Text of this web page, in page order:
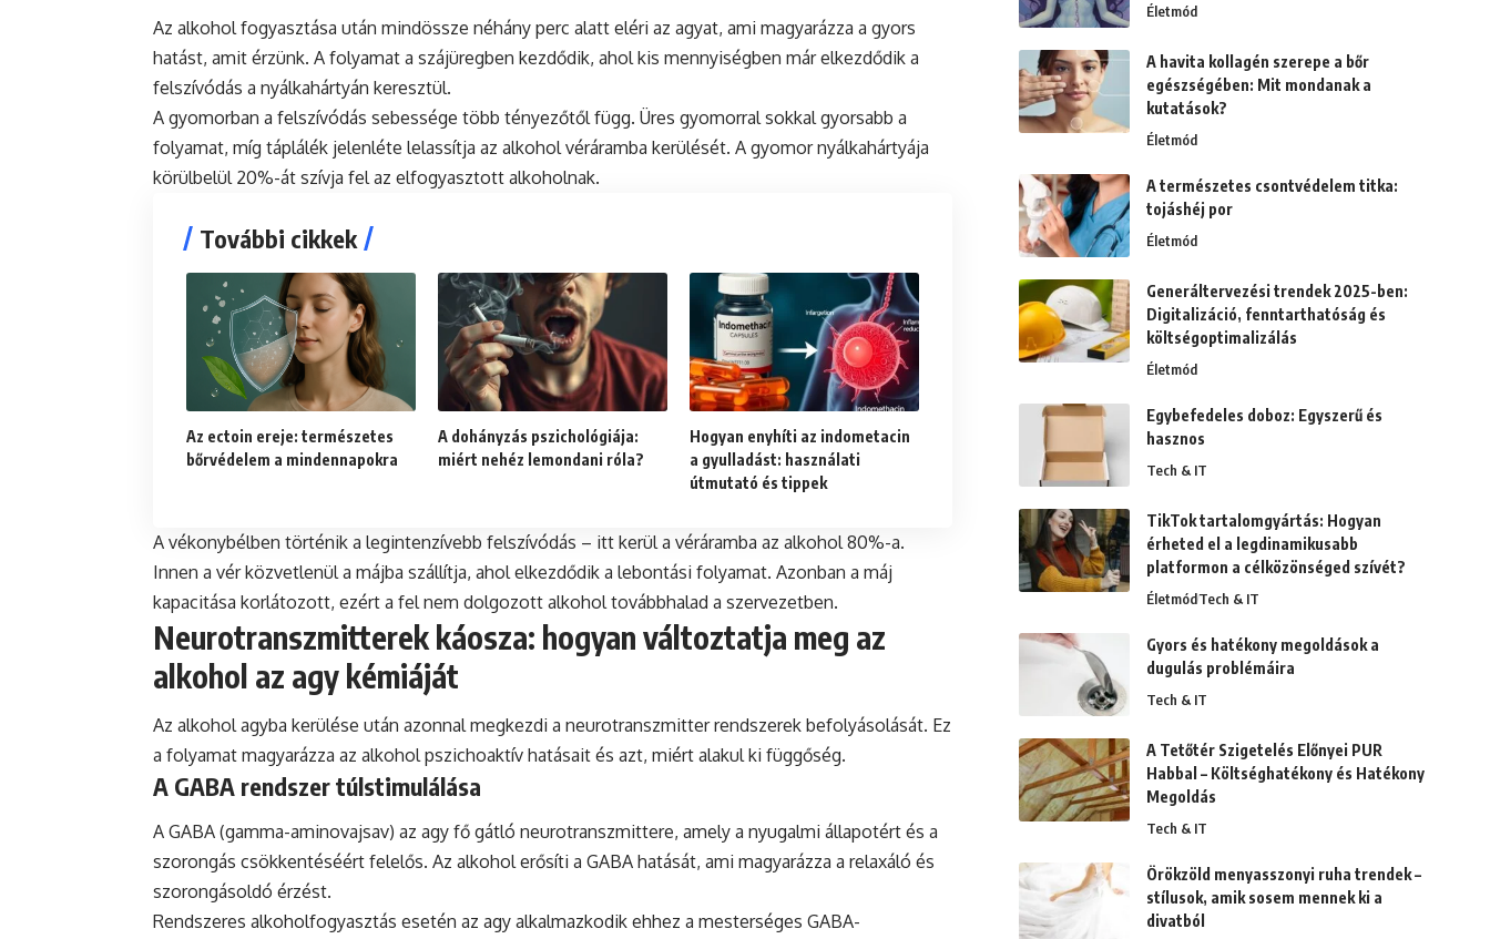
Az alkohol fogyasztása után mindössze néhány perc alatt eléri az agyat, ami magyarázza a gyors
hatást, amit érzünk. A folyamat a szájüregben kezdődik, ahol kis mennyiségben már elkezdődik a
felszívódás a nyálkahártyán keresztül.
A gyomorban a felszívódás sebessége több tényezőtől függ. Üres gyomorral sokkal gyorsabb a
folyamat, míg táplálék jelenléte lelassítja az alkohol véráramba kerülését. A gyomor nyálkahártyája
körülbelül 20%-át szívja fel az elfogyasztott alkoholnak.
További cikkek
Az ectoin ereje: természetes
bőrvédelem a mindennapokra
A dohányzás pszichológiája:
miért nehéz lemondani róla?
Hogyan enyhíti az indometacin
a gyulladást: használati
útmutató és tippek
A vékonybélben történik a legintenzívebb felszívódás – itt kerül a véráramba az alkohol 80%-a.
Innen a vér közvetlenül a májba szállítja, ahol elkezdődik a lebontási folyamat. Azonban a máj
kapacitása korlátozott, ezért a fel nem dolgozott alkohol továbbhalad a szervezetben.
Neurotranszmitterek káosza: hogyan változtatja meg az
alkohol az agy kémiáját
Az alkohol agyba kerülése után azonnal megkezdi a neurotranszmitter rendszerek befolyásolását. Ez
a folyamat magyarázza az alkohol pszichoaktív hatásait és azt, miért alakul ki függőség.
A GABA rendszer túlstimulálása
A GABA (gamma-aminovajsav) az agy fő gátló neurotranszmittere, amely a nyugalmi állapotért és a
szorongás csökkentéséért felelős. Az alkohol erősíti a GABA hatását, ami magyarázza a relaxáló és
szorongásoldó érzést.
Rendszeres alkoholfogyasztás esetén az agy alkalmazkodik ehhez a mesterséges GABA-
Életmód
A havita kollagén szerepe a bőr
egészségében: Mit mondanak a
kutatások?
Életmód
A természetes csontvédelem titka:
tojáshéj por
Életmód
Generáltervezési trendek 2025-ben:
Digitalizáció, fenntarthatóság és
költségoptimalizálás
Életmód
Egybefedeles doboz: Egyszerű és
hasznos
Tech & IT
TikTok tartalomgyártás: Hogyan
érheted el a legdinamikusabb
platformon a célközönséged szívét?
ÉletmódTech & IT
Gyors és hatékony megoldások a
dugulás problémáira
Tech & IT
A Tetőtér Szigetelés Előnyei PUR
Habbal – Költséghatékony és Hatékony
Megoldás
Tech & IT
Örökzöld menyasszonyi ruha trendek –
stílusok, amik sosem mennek ki a
divatból